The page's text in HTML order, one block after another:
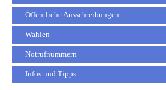
Öffentliche Ausschreibungen
Wahlen
Notrufnummern
Infos und Tipps